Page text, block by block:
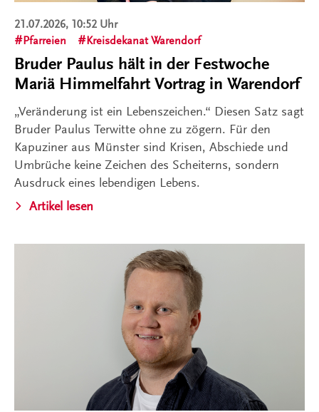
21.07.2026, 10:52 Uhr
Pfarreien
Kreisdekanat Warendorf
Bruder Paulus hält in der Festwoche
Mariä Himmelfahrt Vortrag in Warendorf
„Veränderung ist ein Lebenszeichen.“ Diesen Satz sagt
Bruder Paulus Terwitte ohne zu zögern. Für den
Kapuziner aus Münster sind Krisen, Abschiede und
Umbrüche keine Zeichen des Scheiterns, sondern
Ausdruck eines lebendigen Lebens.
Artikel lesen